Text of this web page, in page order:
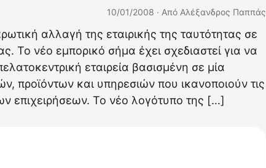
10/01/2008 · Από Αλέξανδρος Παππάς
αλλαγή της εταιρικής της ταυτότητας σε
Το νέο εμπορικό σήμα έχει σχεδιαστεί για να
εταιρεία βασισμένη σε μία
προϊόντων και υπηρεσιών που ικανοποιούν τις
επιχειρήσεων. Το νέο λογότυπο της […]